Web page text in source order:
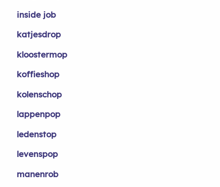
inside job
katjesdrop
kloostermop
koffieshop
kolenschop
lappenpop
ledenstop
levenspop
manenrob